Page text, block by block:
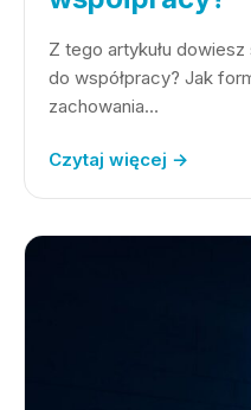
Z tego artykułu
do współpracy? Jak
zachowania…
Czytaj więcej →